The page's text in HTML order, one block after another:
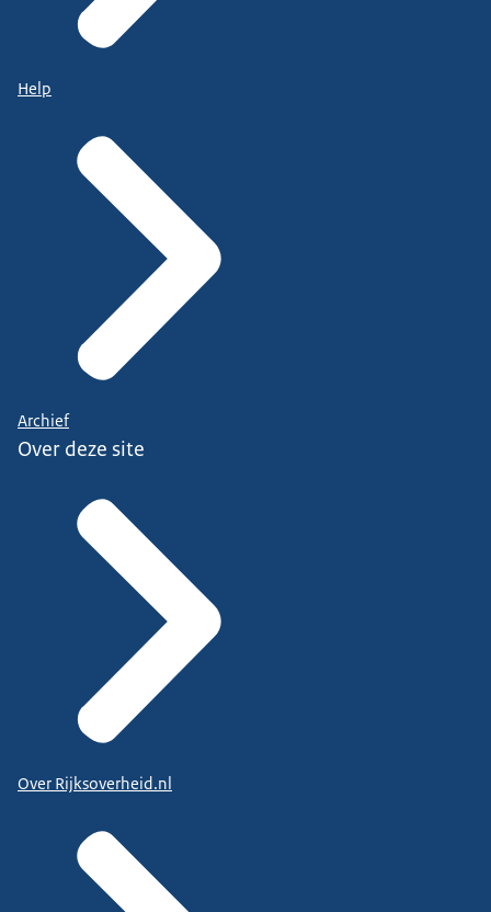
Help
Archief
Over deze site
Over Rijksoverheid.nl